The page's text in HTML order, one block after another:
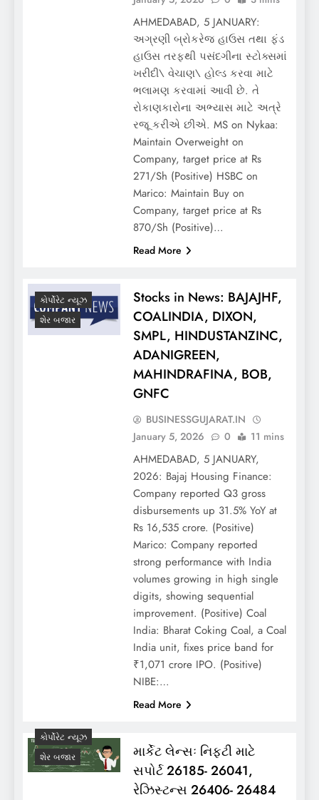
AHMEDABAD, 5 JANUARY:
અગ્રણી બ્રોકરેજ હાઉસ તથા ફંડ
હાઉસ તરફથી પસંદગીના સ્ટોક્સમાં
ખરીદી\ વેચાણ\ હોલ્ડ કરવા માટે
ભલામણ કરવામાં આવી છે. તે
રોકાણકારોના અભ્યાસ માટે અત્રે
રજૂ કરીએ છીએ. MS on Nykaa:
Maintain Overweight on
Company, target price at Rs
271/Sh (Positive) HSBC on
Marico: Maintain Buy on
Company, target price at Rs
870/Sh (Positive)…
Read More
કોર્પોરેટ ન્યૂઝ
શેર બજાર
Stocks in News: BAJAJHF,
COALINDIA, DIXON,
SMPL, HINDUSTANZINC,
ADANIGREEN,
MAHINDRAFINA, BOB,
GNFC
BUSINESSGUJARAT.IN
January 5, 2026
0 11 mins
AHMEDABAD, 5 JANUARY,
2026: Bajaj Housing Finance:
Company reported Q3 gross
disbursements up 31.5% YoY at
Rs 16,535 crore. (Positive)
Marico: Company reported
strong performance with India
volumes growing in high single
digits, showing sequential
improvement. (Positive) Coal
India: Bharat Coking Coal, a Coal
India unit, fixes price band for
₹1,071 crore IPO. (Positive)
NIBE:…
Read More
કોર્પોરેટ ન્યૂઝ
શેર બજાર
માર્કેટ લેન્સઃ નિફ્ટી માટે
સપોર્ટ 26185- 26041,
રેઝિસ્ટન્સ 26406- 26484